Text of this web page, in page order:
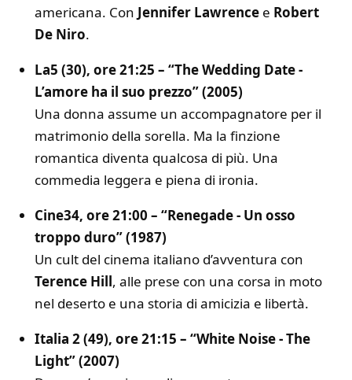
americana. Con Jennifer Lawrence e Robert
De Niro.
La5 (30), ore 21:25 – “The Wedding Date -
L’amore ha il suo prezzo” (2005)
Una donna assume un accompagnatore per il
matrimonio della sorella. Ma la finzione
romantica diventa qualcosa di più. Una
commedia leggera e piena di ironia.
Cine34, ore 21:00 – “Renegade - Un osso
troppo duro” (1987)
Un cult del cinema italiano d’avventura con
Terence Hill, alle prese con una corsa in moto
nel deserto e una storia di amicizia e libertà.
Italia 2 (49), ore 21:15 – “White Noise - The
Light” (2007)